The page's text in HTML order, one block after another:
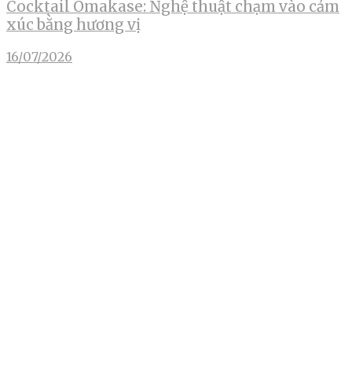
Cocktail Omakase: Nghệ thuật chạm vào cảm
xúc bằng hương vị
16/07/2026